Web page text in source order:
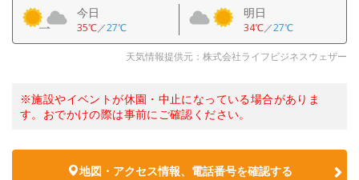
今日
35℃／27℃
明日
34℃／27℃
天気情報提供元：株式会社ライフビジネスウェザー
※施設やイベントが休園・中止になっている場合がありま
す。おでかけの際は事前にご確認ください。
地図・アクセス情報、電話番号を確認する